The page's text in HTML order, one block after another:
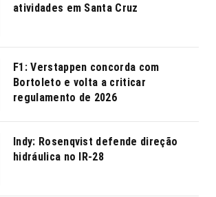
atividades em Santa Cruz
F1: Verstappen concorda com
Bortoleto e volta a criticar
regulamento de 2026
Indy: Rosenqvist defende direção
hidráulica no IR-28